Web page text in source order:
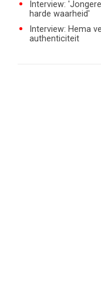
Interview:
harde waarheid'
Interview: Hema
authenticiteit